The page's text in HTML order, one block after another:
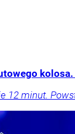
12 minut.